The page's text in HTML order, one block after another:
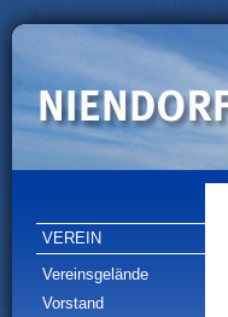
VEREIN
Vereinsgelände
Vorstand